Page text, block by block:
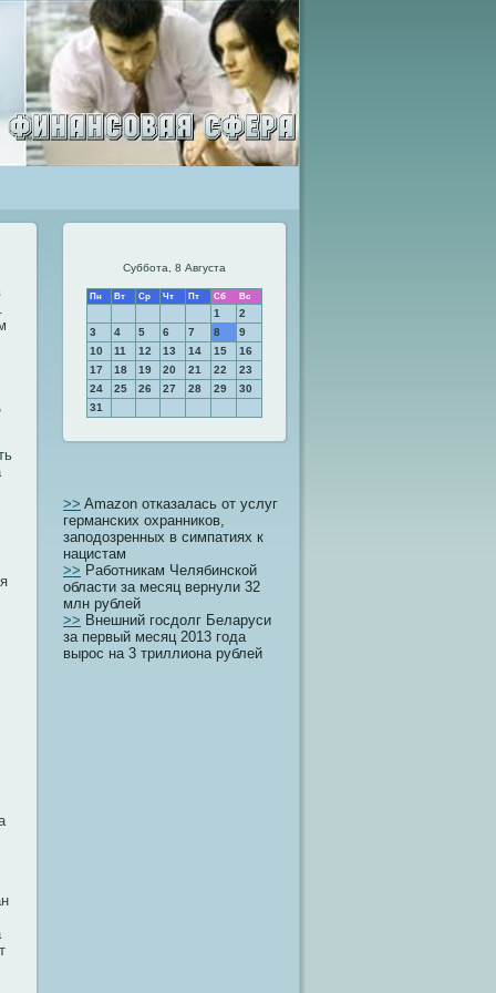
Суббота, 8 Августа
Пн Вт Ср Чт Пт Сб Вс
1
2
3
4 5 6 7 8
9
10
11 12 13 14 15
16
17
18 19 20 21 22
23
24
25 26 27 28 29
30
31
>> Amazon отказалась от услуг
германских охранников,
заподозренных в симпатиях к
нацистам
>> Работникам Челябинской
области за месяц вернули 32
млн рублей
>> Внешний госдолг Беларуси
за первый месяц 2013 года
вырос на 3 триллиона рублей